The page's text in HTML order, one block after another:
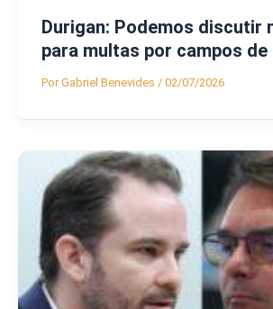
Durigan: Podemos discutir
para multas por campos de
PorGabriel Benevides / 02/07/2026